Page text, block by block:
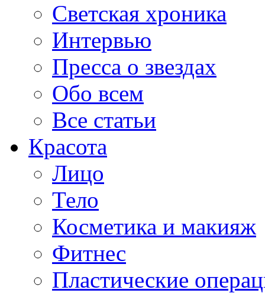
Светская хроника
Интервью
Пресса о звездах
Обо всем
Все статьи
Красота
Лицо
Тело
Косметика и макияж
Фитнес
Пластические